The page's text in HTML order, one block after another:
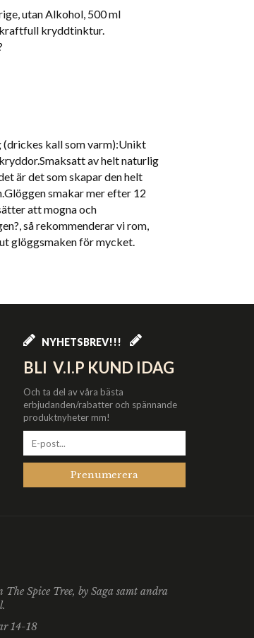
utan Alkohol, 500 ml
kryddtinktur.
kall som varm):Unikt
av helt naturlig
är det som skapar den helt
smakar mer efter 12
att mogna och
så rekommenderar vi rom,
glöggsmaken för mycket.
NYHETSBREV!!!
BLI V.I.P KUND IDAG
Och ta del av våra bästa
erbjudanden/rabatter och spännande
produktnyheter mm!
Prenumerera
Spice Tree, by Saga samt andra
14-18